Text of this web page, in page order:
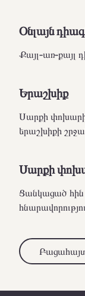
Օնլայն
Քայլ-առ-քայլ
Երաշխիք
Սարքի
երաշխիքի
Սարքի
Ցանկացած հին